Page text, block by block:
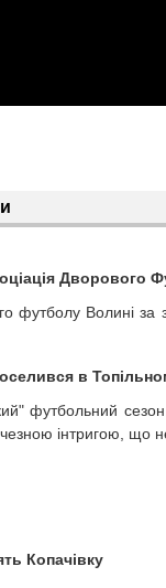
Дворового
футболу Волині
в
футбольний
інтригою, що
Копачівку